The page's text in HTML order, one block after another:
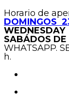
Horario de
DOMINGOS
SABÁDOS
WHATSAPP.
h.